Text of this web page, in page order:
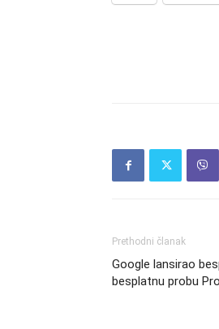
Prethodni članak
Google lansirao
besplatnu probu